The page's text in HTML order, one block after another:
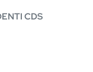
CDS